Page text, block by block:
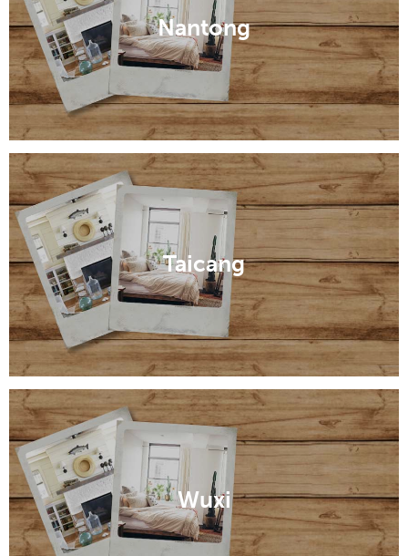
Nantong
Taicang
Wuxi